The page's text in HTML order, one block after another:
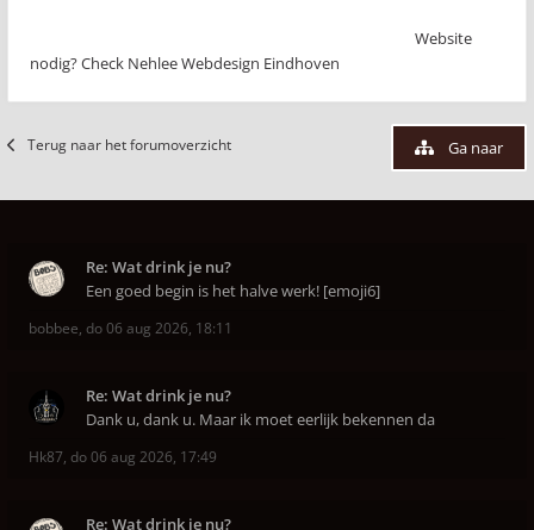
Website
nodig? Check Nehlee Webdesign Eindhoven
Terug naar het forumoverzicht Ga naar
Re: Wat drink je nu?
Een goed begin is het halve werk! [emoji6]
bobbee, do 06 aug 2026, 18:11
Re: Wat drink je nu?
Dank u, dank u. Maar ik moet eerlijk bekennen da
Hk87, do 06 aug 2026, 17:49
Re: Wat drink je nu?